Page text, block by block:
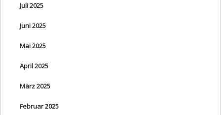
Juli 2025
Juni 2025
Mai 2025
April 2025
März 2025
Februar 2025